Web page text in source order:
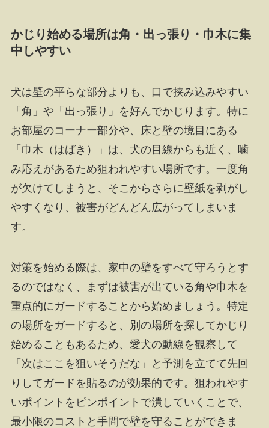
かじり始める場所は角・出っ張り・巾木に集
中しやすい
犬は壁の平らな部分よりも、口で挟み込みやすい
「角」や「出っ張り」を好んでかじります。特に
お部屋のコーナー部分や、床と壁の境目にある
「巾木（はばき）」は、犬の目線からも近く、噛
み応えがあるため狙われやすい場所です。一度角
が欠けてしまうと、そこからさらに壁紙を剥がし
やすくなり、被害がどんどん広がってしまいま
す。
対策を始める際は、家中の壁をすべて守ろうとす
るのではなく、まずは被害が出ている角や巾木を
重点的にガードすることから始めましょう。特定
の場所をガードすると、別の場所を探してかじり
始めることもあるため、愛犬の動線を観察して
「次はここを狙いそうだな」と予測を立てて先回
りしてガードを貼るのが効果的です。狙われやす
いポイントをピンポイントで潰していくことで、
最小限のコストと手間で壁を守ることができま